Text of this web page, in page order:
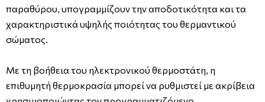
παραθύρου, υπογραμμίζουν την αποδοτικότητα και τα
χαρακτηριστικά υψηλής ποιότητας του θερμαντικού
σώματος.
Με τη βοήθεια του ηλεκτρονικού θερμοστάτη, η
επιθυμητή θερμοκρασία μπορεί να ρυθμιστεί με ακρίβεια